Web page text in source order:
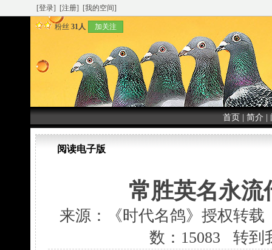
[登录] [注册] [我的空间]
粉丝 31人 加关注
首页 简介
阅读电子版
常胜英名永流
来源：《时代名鸽》授权转
数：15083 转到